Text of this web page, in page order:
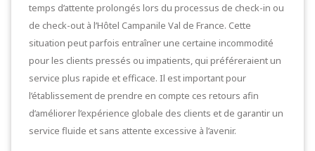
temps d’attente prolongés lors du processus de check-in ou
de check-out à l’Hôtel Campanile Val de France. Cette
situation peut parfois entraîner une certaine incommodité
pour les clients pressés ou impatients, qui préféreraient un
service plus rapide et efficace. Il est important pour
l’établissement de prendre en compte ces retours afin
d’améliorer l’expérience globale des clients et de garantir un
service fluide et sans attente excessive à l’avenir.